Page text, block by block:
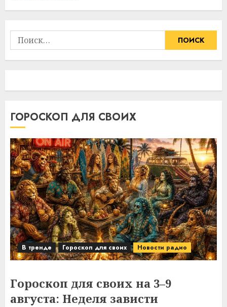
Найти:
ГОРОСКОП ДЛЯ СВОИХ
В тренде Гороскоп для своих Новости радио
Гороскоп для своих на 3–9
августа: Неделя зависти